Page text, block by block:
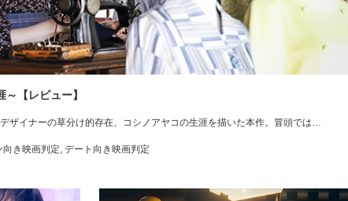
【レビュー】
ザイナーの草分け的存在、コシノアヤコの生涯を描いた本作。冒頭では…
向き映画判定, デート向き映画判定